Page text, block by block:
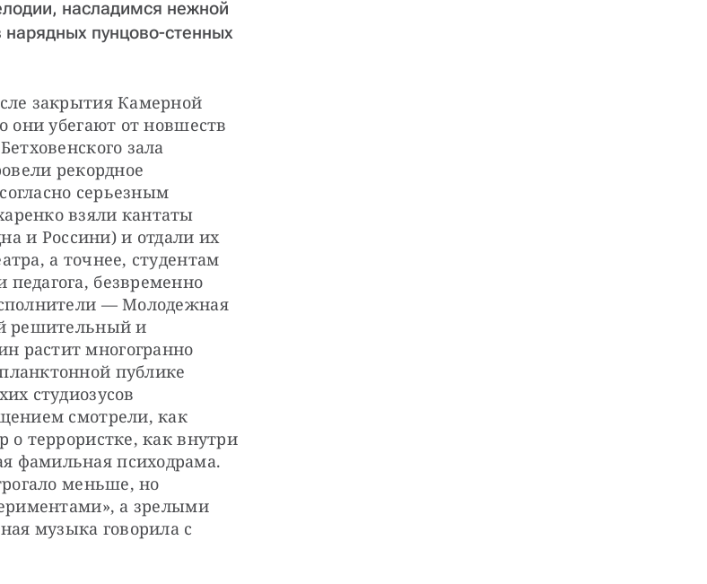
насладимся нежной
пунцово-стенных
закрытия Камерной
они убегают от новшеств
зала
рекордное
серьезным
взяли кантаты
и Россини) и отдали их
а точнее, студентам
безвременно
— Молодежная
решительный и
растит многогранно
публике
студиозусов
смотрели, как
о террористке, как внутри
фамильная психодрама.
меньше, но
а зрелыми
музыка говорила с